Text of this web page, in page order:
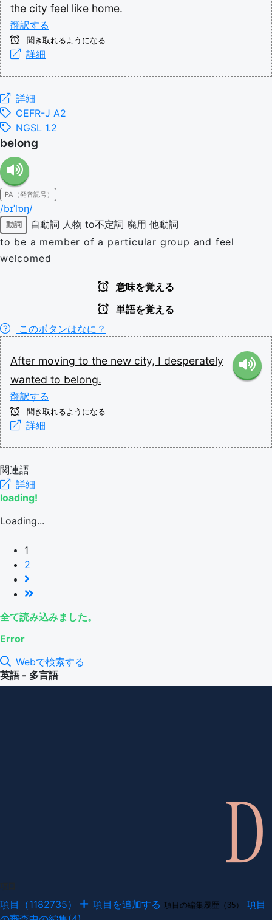
the city feel like home.
翻訳する
聞き取れるようになる
詳細
詳細
CEFR-J A2
NGSL 1.2
belong
IPA（発音記号）
/bɪˈlɒŋ/
動詞 自動詞 人物 to不定詞 廃用 他動詞
to be a member of a particular group and feel
welcomed
意味を覚える
単語を覚える
このボタンはなに？
After moving to the new city, I desperately
wanted to belong.
翻訳する
聞き取れるようになる
詳細
関連語
詳細
loading!
Loading...
1
2
全て読み込みました。
Error
Webで検索する
英語 - 多言語
項目（1182735） 項目を追加する 項目の編集履歴（35）
項目